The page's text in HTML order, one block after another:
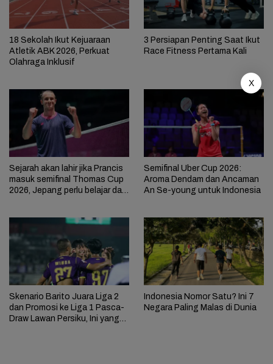
18 Sekolah Ikut Kejuaraan
Atletik ABK 2026, Perkuat
Olahraga Inklusif
3 Persiapan Penting Saat Ikut
Race Fitness Pertama Kali
Sejarah akan lahir jika Prancis
masuk semifinal Thomas Cup
2026, Jepang perlu belajar dari
Semifinal Uber Cup 2026:
Aroma Dendam dan Ancaman
An Se-young untuk Indonesia
Skenario Barito Juara Liga 2
dan Promosi ke Liga 1 Pasca-
Draw Lawan Persiku, Ini yang
Indonesia Nomor Satu? Ini 7
Negara Paling Malas di Dunia
X